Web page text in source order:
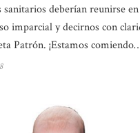
sanitarios deberían reunirse
imparcial y decirnos con
Patrón. ¡Estamos